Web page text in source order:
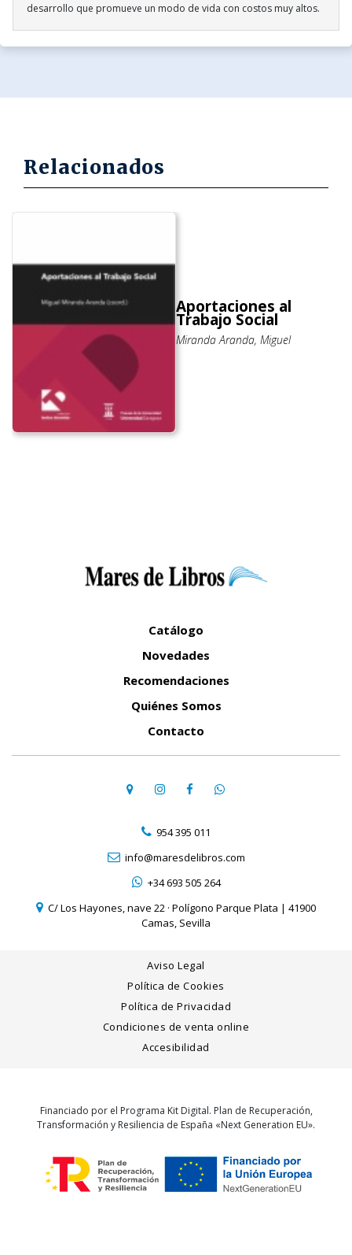
desarrollo que promueve un modo de vida con costos muy altos.
Relacionados
Aportaciones al
Trabajo Social
Miranda Aranda, Miguel
Catálogo
Novedades
Recomendaciones
Quiénes Somos
Contacto
954 395 011
info@maresdelibros.com
+34 693 505 264
C/ Los Hayones, nave 22 · Polígono Parque Plata | 41900
Camas, Sevilla
Aviso Legal
Política de Cookies
Política de Privacidad
Condiciones de venta online
Accesibilidad
Financiado por el Programa Kit Digital. Plan de Recuperación,
Transformación y Resiliencia de España «Next Generation EU».